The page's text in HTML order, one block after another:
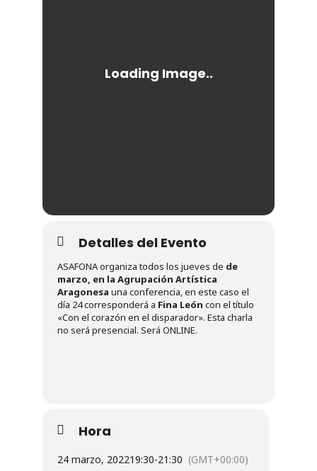
Detalles del Evento
ASAFONA organiza todos los jueves de de
marzo, en la Agrupación Artística
Aragonesa una conferencia, en este caso el
día 24 corresponderá a Fina León con el título
«Con el corazón en el disparador». Esta charla
no será presencial. Será ONLINE.
Hora
24 marzo, 202219:30-21:30 (GMT+00:00)